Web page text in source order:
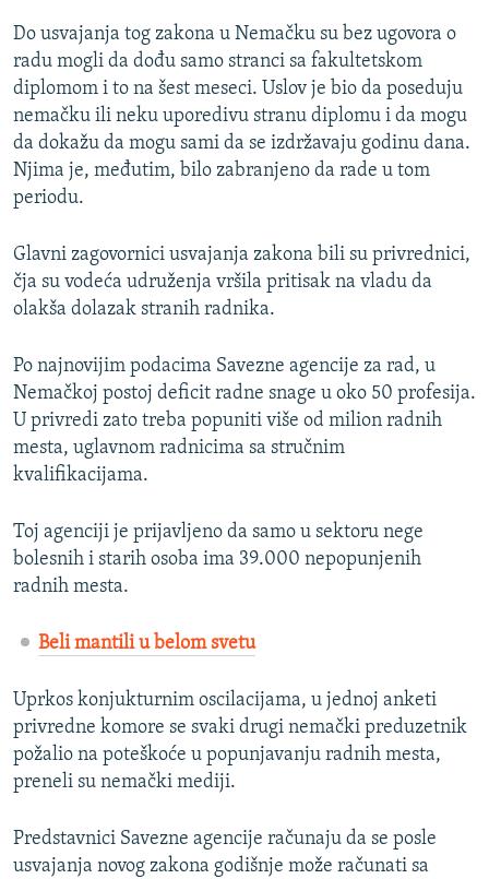
Do usvajanja tog zakona u Nemačku su bez ugovora o
radu mogli da dođu samo stranci sa fakultetskom
diplomom i to na šest meseci. Uslov je bio da poseduju
nemačku ili neku uporedivu stranu diplomu i da mogu
da dokažu da mogu sami da se izdržavaju godinu dana.
Njima je, međutim, bilo zabranjeno da rade u tom
periodu.
Glavni zagovornici usvajanja zakona bili su privrednici,
čja su vodeća udruženja vršila pritisak na vladu da
olakša dolazak stranih radnika.
Po najnovijim podacima Savezne agencije za rad, u
Nemačkoj postoj deficit radne snage u oko 50 profesija.
U privredi zato treba popuniti više od milion radnih
mesta, uglavnom radnicima sa stručnim
kvalifikacijama.
Toj agenciji je prijavljeno da samo u sektoru nege
bolesnih i starih osoba ima 39.000 nepopunjenih
radnih mesta.
Beli mantili u belom svetu
Uprkos konjukturnim oscilacijama, u jednoj anketi
privredne komore se svaki drugi nemački preduzetnik
požalio na poteškoće u popunjavanju radnih mesta,
preneli su nemački mediji.
Predstavnici Savezne agencije računaju da se posle
usvajanja novog zakona godišnje može računati sa